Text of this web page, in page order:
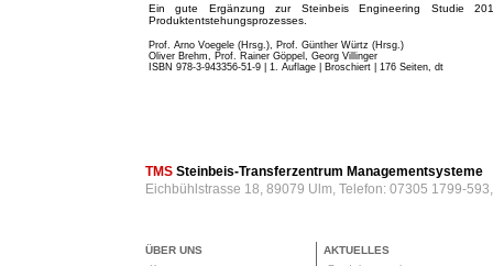
Ein gute Ergänzung zur Steinbeis Engineering Studie
Produktentstehungsprozesses.
Prof. Arno Voegele (Hrsg.), Prof. Günther Würtz (Hrsg.)
Oliver Brehm, Prof. Rainer Göppel, Georg Villinger
ISBN 978-3-943356-51-9 | 1. Auflage | Broschiert
| 176 Seiten, dt
TMS Steinbeis-Transferzentrum Managementsysteme
Eichbühlstrasse 18, 89079 Ulm, Telefon: 07305 1799-
ÜBER UNS
AKTUELLES